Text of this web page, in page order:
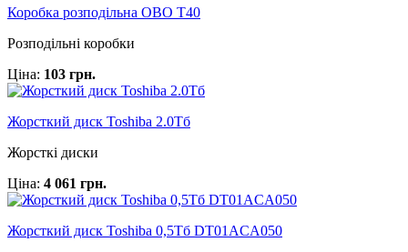
Коробка розподільна OBO T40
Розподільні коробки
Ціна: 103 грн.
Жорсткий диск Toshiba 2.0Тб
Жорсткі диски
Ціна: 4 061 грн.
Жорсткий диск Toshiba 0,5Тб DT01ACA050